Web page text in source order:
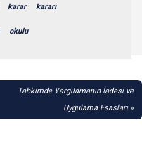
karar kararı
okulu
Tahkimde Yargılamanın İadesi ve
Uygulama Esasları